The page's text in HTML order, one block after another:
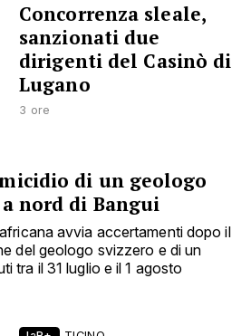
Concorrenza sleale,
sanzionati due
dirigenti del Casinò di
Lugano
3 ore
di un geologo
nord di Bangui
avvia accertamenti dopo il
del geologo svizzero e di un
tra il 31 luglio e il 1 agosto